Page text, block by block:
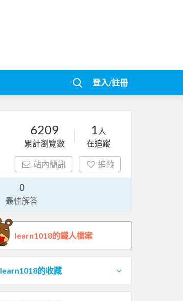
登入/註冊
6209
累計瀏覽數
1 人
在追蹤
站內簡訊 追蹤
0
最佳解答
learn1018的鐵人檔案
learn1018的收藏